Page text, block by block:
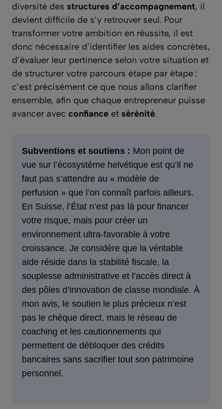
diversité des structures d’accompagnement, il
devient difficile de s’y retrouver seul. Pour
transformer votre ambition en réussite, il est
donc nécessaire d’identifier les aides concrètes,
d’évaluer leur pertinence selon votre situation et
de structurer votre parcours étape par étape :
c’est précisément ce que nous allons clarifier
ensemble, afin que chaque entrepreneur puisse
avancer avec confiance et sérénité.
Subventions et soutiens : Mon point de
vue sur l’écosystème helvétique est qu’il ne
faut pas s’attendre au « modèle de
perfusion » que l’on connaît parfois ailleurs.
En Suisse, l’État n’est pas là pour financer
votre risque, mais pour créer un
environnement ultra-favorable à votre
croissance. Je considère que la véritable
aide réside dans la stabilité fiscale, la
souplesse administrative et l’accès direct à
des pôles d’innovation de classe mondiale. À
mon avis, le soutien le plus précieux n’est
pas le chèque direct, mais le réseau de
coaching et les cautionnements qui
permettent de débloquer des crédits
bancaires sans sacrifier tout son patrimoine
personnel.